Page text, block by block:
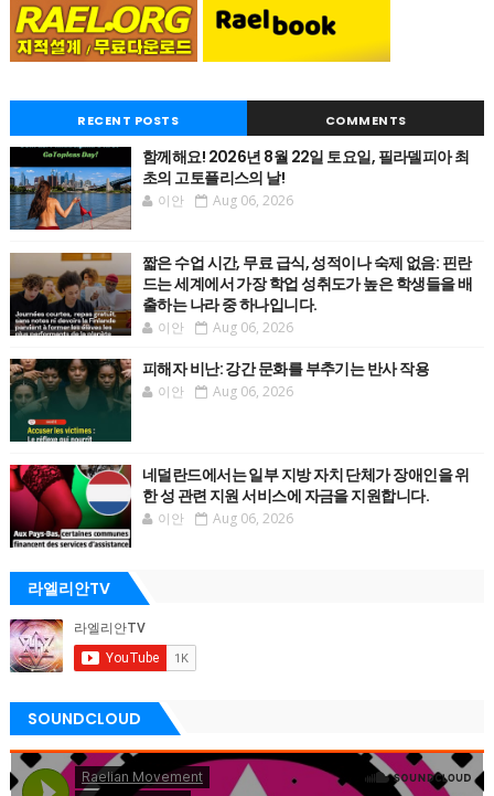
RECENT POSTS COMMENTS
함께해요! 2026년 8월 22일 토요일, 필라델피아 최
초의 고토플리스의 날!
이안 Aug 06, 2026
짧은 수업 시간, 무료 급식, 성적이나 숙제 없음: 핀란
드는 세계에서 가장 학업 성취도가 높은 학생들을 배
출하는 나라 중 하나입니다.
이안 Aug 06, 2026
피해자 비난: 강간 문화를 부추기는 반사 작용
이안 Aug 06, 2026
네덜란드에서는 일부 지방 자치 단체가 장애인을 위
한 성 관련 지원 서비스에 자금을 지원합니다.
이안 Aug 06, 2026
라엘리안TV
SOUNDCLOUD